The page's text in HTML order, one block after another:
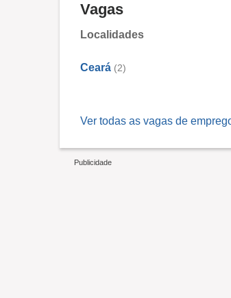
Vagas
Localidades
Ceará (2)
Ver todas as vagas de